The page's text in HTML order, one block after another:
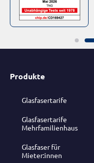
Produkte
Glasfasertarife
Glasfasertarife
Mehrfamilienhaus
Glasfaser für
Mieter:innen